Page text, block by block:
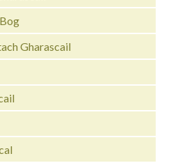
Gharascail